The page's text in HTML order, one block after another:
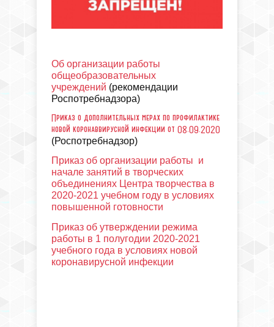
Об организации работы
общеобразовательных
учреждений (рекомендации
Роспотребнадзора)
Приказ о дополнительных мерах по профилактике
новой коронаввирусной инфекции от 08.09.2020
(Роспотребнадзор)
Приказ об организации работы и
начале занятий в творческих
объединениях Центра творчества в
2020-2021 учебном году в условиях
повышенной готовности
Приказ об утверждении режима
работы в 1 полугодии 2020-2021
учебного года в условиях новой
коронавирусной инфекции